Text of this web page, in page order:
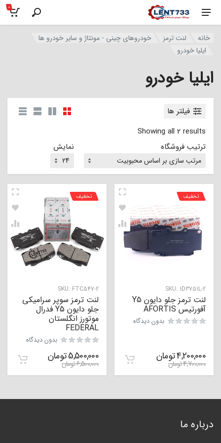
0
خانه لنت ترمز
خودروهای چینی - مونتاژ و سایر خودرو ها
ایلیا خودرو
ایلیا خودرو
فیلتر ها
Showing all 2 results
ترتیب فروشگاه
نمایش
SKU: 1D3751L-2
تخفیف
لنت ترمز جلو دایون Y5
آفورتیس AFORTIS
بدون دیدگاه
4,200,000تومان
4,700,000تومان
SKU: FTC547-2
تخفیف
لنت ترمز سوپر سرامیکی
جلو دایون Y5 فدرال
موتورز انگلستان
FEDERAL
بدون دیدگاه
5,500,000تومان
6,500,000تومان
درباره ما